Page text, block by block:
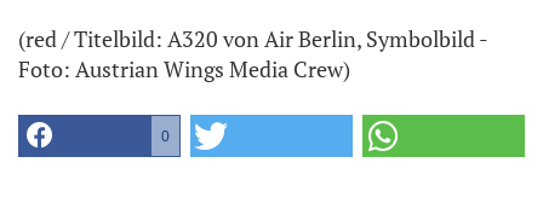
(red / Titelbild: A320 von Air Berlin, Symbolbild -
Foto: Austrian Wings Media Crew)
0